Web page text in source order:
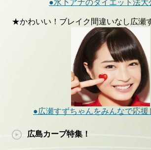
●水卜アナのダイエット法大
★かわいい！ブレイク間違いなし広瀬
●広瀬すずちゃんをみんなで応援
広島カープ特集！